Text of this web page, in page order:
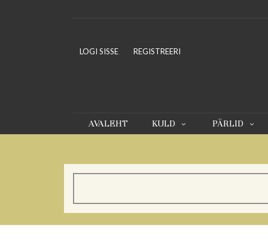
LOGI SISSE REGISTREERI
AVALEHT KULD PÄRLID